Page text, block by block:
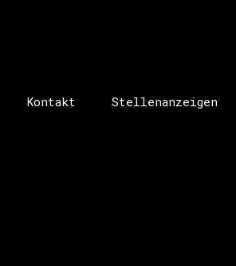
Kontakt Stellenanzeigen